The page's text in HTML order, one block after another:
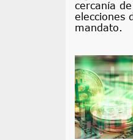
cercanía
elecciones
mandato.